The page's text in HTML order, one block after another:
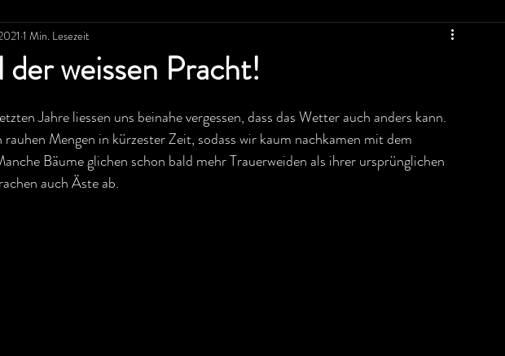
der weissen Pracht!
1 Min. Lesezeit
Jahre liessen uns beinahe vergessen, dass das Wetter auch anders kann.
Mengen in kürzester Zeit, sodass wir kaum nachkamen mit dem
Bäume glichen schon bald mehr Trauerweiden als ihrer ursprünglichen
auch Äste ab.